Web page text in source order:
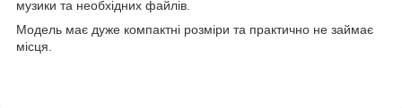
музики та необхідних файлів.
Модель має дуже компактні розміри та практично не займає
місця.